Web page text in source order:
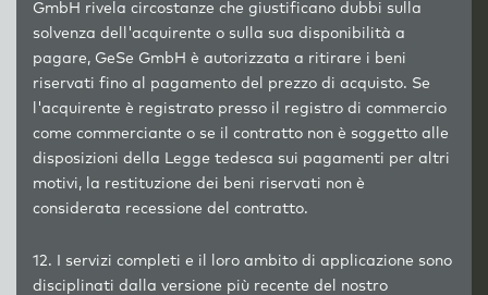
GmbH rivela circostanze che giustificano dubbi sulla
solvenza dell'acquirente o sulla sua disponibilità a
pagare, GeSe GmbH è autorizzata a ritirare i beni
riservati fino al pagamento del prezzo di acquisto. Se
l'acquirente è registrato presso il registro di commercio
come commerciante o se il contratto non è soggetto alle
disposizioni della Legge tedesca sui pagamenti per altri
motivi, la restituzione dei beni riservati non è
considerata recessione del contratto.
12. I servizi completi e il loro ambito di applicazione sono
disciplinati dalla versione più recente del nostro